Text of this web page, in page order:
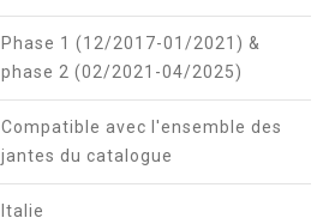
Phase 1 (12/2017-01/2021) &
phase 2 (02/2021-04/2025)
Compatible avec l'ensemble des
jantes du catalogue
Italie